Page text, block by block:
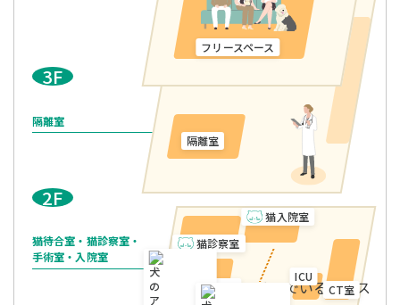
フリースペース
3F
隔離室
隔離室
2F
猫待合室・猫診察室・
手術室・入院室
猫診察室
猫入院室
猫待合室
ICU
CT室